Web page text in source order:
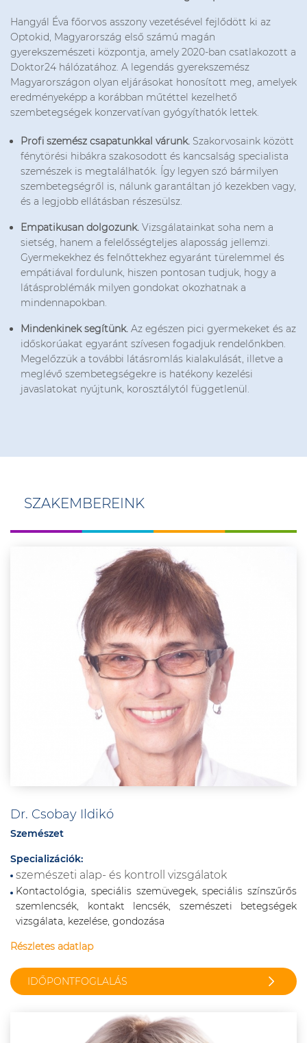
Hangyál Éva főorvos asszony vezetésével fejlődött ki az
Optokid, Magyarország első számú magán
gyerekszemészeti központja, amely 2020-ban csatlakozott a
Doktor24 hálózatához. A legendás gyerekszemész
Magyarországon olyan eljárásokat honosított meg, amelyek
eredményeképp a korábban műtéttel kezelhető
szembetegségek konzervatívan gyógyíthatók lettek.
Profi szemész csapatunkkal várunk. Szakorvosaink között
fénytörési hibákra szakosodott és kancsalság specialista
szemészek is megtalálhatók. Így legyen szó bármilyen
szembetegségről is, nálunk garantáltan jó kezekben vagy,
és a legjobb ellátásban részesülsz.
Empatikusan dolgozunk. Vizsgálatainkat soha nem a
sietség, hanem a felelősségteljes alaposság jellemzi.
Gyermekekhez és felnőttekhez egyaránt türelemmel és
empátiával fordulunk, hiszen pontosan tudjuk, hogy a
látásproblémák milyen gondokat okozhatnak a
mindennapokban.
Mindenkinek segítünk. Az egészen pici gyermekeket és az
időskorúakat egyaránt szívesen fogadjuk rendelőnkben.
Megelőzzük a további látásromlás kialakulását, illetve a
meglévő szembetegségekre is hatékony kezelési
javaslatokat nyújtunk, korosztálytól függetlenül.
SZAKEMBEREINK
Dr. Csobay Ildikó
Szemészet
Specializációk:
szemészeti alap- és kontroll vizsgálatok
Kontactológia, speciális szemüvegek, speciális színszűrős
szemlencsék, kontakt lencsék, szemészeti betegségek
vizsgálata, kezelése, gondozása
Részletes adatlap
IDŐPONTFOGLALÁS